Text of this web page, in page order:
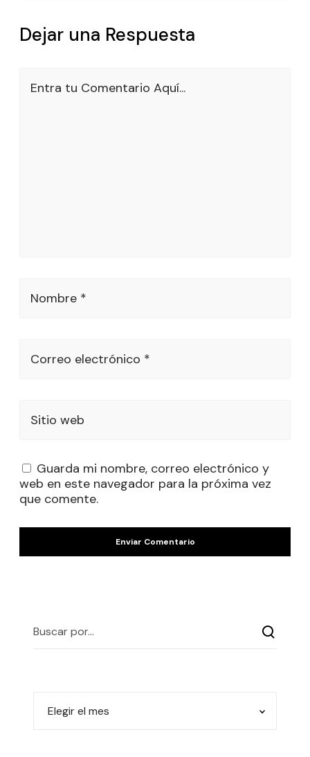
Dejar una Respuesta
Entra tu Comentario Aquí...
Nombre *
Correo electrónico *
Sitio web
Guarda mi nombre, correo electrónico y
web en este navegador para la próxima vez
que comente.